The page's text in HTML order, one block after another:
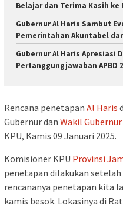
Belajar dan Terima Kasih
Gubernur Al Haris Sambut
Pemerintahan Akuntabel
Gubernur Al Haris Apresiasi
Pertanggungjawaban APBD
Rencana penetapan Al Haris
Gubernur dan Wakil
KPU, Kamis 09 Januari 2025.
Komisioner KPU Provinsi
penetapan dilakukan setelah
rencananya penetapan kita
kamis besok. Lokasinya di